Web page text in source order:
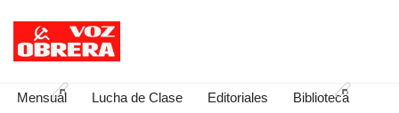
Saltar
contenido
Mensual Lucha de Clase Editoriales
Biblioteca